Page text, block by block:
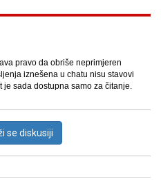
pravo da obriše neprimjeren
iznešena u chatu nisu stavovi
sada dostupna samo za čitanje.
se diskusiji